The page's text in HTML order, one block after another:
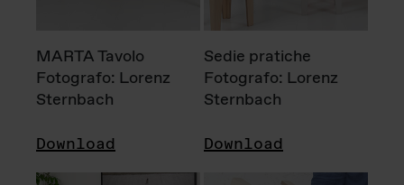
MARTA Tavolo
Fotografo: Lorenz
Sternbach
Download
Sedie pratiche
Fotografo: Lorenz
Sternbach
Download